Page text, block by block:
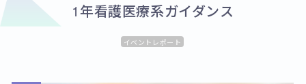
1年看護医療系ガイダンス
イベントレポート